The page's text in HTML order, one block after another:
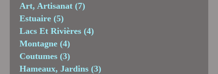
Art, Artisanat (7)
Estuaire (5)
Lacs Et Rivières (4)
Montagne (4)
Coutumes (3)
Hameaux, Jardins (3)